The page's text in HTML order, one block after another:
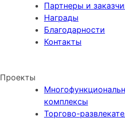
Партнеры и
Награды
Благодарности
Контакты
Проекты
комплексы
Торгово-